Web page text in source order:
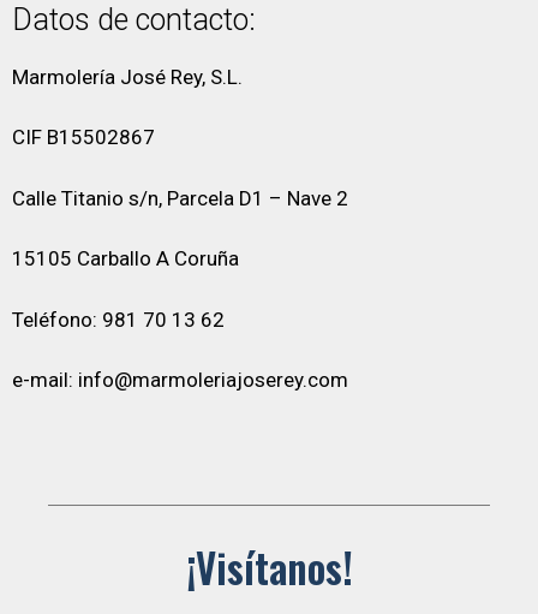
Datos de contacto:
Marmolería José Rey, S.L.
CIF B15502867
Calle Titanio s/n, Parcela D1 – Nave 2
15105 Carballo A Coruña
Teléfono: 981 70 13 62
e-mail: info@marmoleriajoserey.com
¡Visítanos!